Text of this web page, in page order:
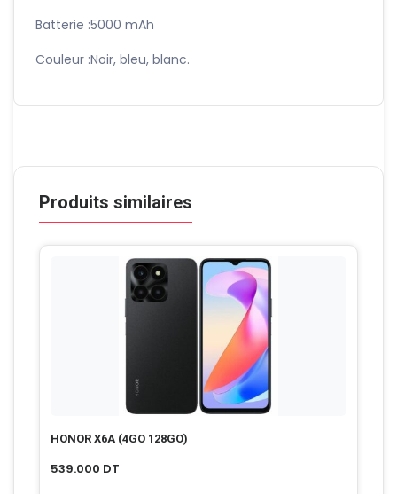
Batterie :5000 mAh
Couleur :Noir, bleu, blanc.
Produits similaires
HONOR X6A (4GO 128GO)
539.000 DT